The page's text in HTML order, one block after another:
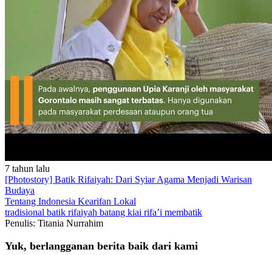
7 tahun lalu
[Photostory] Batik Rifaiyah: Dari Syiar Agama Menjadi Warisan
Budaya
Tentang Indonesia Kearifan Lokal
tradisional batik rifaiyah batang kiai rifa’i membatik
Penulis: Titania Nurrahim
Yuk, berlangganan berita baik dari kami